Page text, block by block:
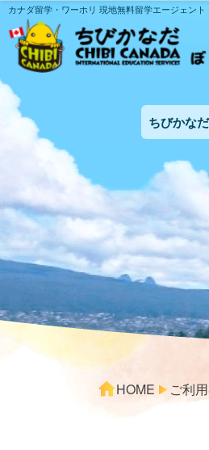
カナダ留学・ワーホリ 現地無料留学エージェント
ちびかな
HOME ご利